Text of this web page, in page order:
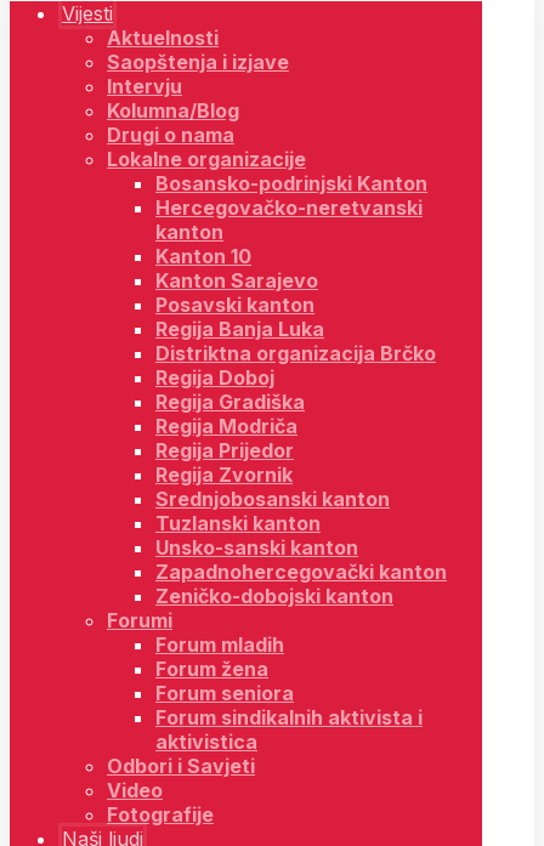
Vijesti
Aktuelnosti
Saopštenja i izjave
Intervju
Kolumna/Blog
Drugi o nama
Lokalne organizacije
Bosansko-podrinjski Kanton
Hercegovačko-neretvanski
kanton
Kanton 10
Kanton Sarajevo
Posavski kanton
Regija Banja Luka
Distriktna organizacija Brčko
Regija Doboj
Regija Gradiška
Regija Modriča
Regija Prijedor
Regija Zvornik
Srednjobosanski kanton
Tuzlanski kanton
Unsko-sanski kanton
Zapadnohercegovački kanton
Zeničko-dobojski kanton
Forumi
Forum mladih
Forum žena
Forum seniora
Forum sindikalnih aktivista i
aktivistica
Odbori i Savjeti
Video
Fotografije
Naši ljudi